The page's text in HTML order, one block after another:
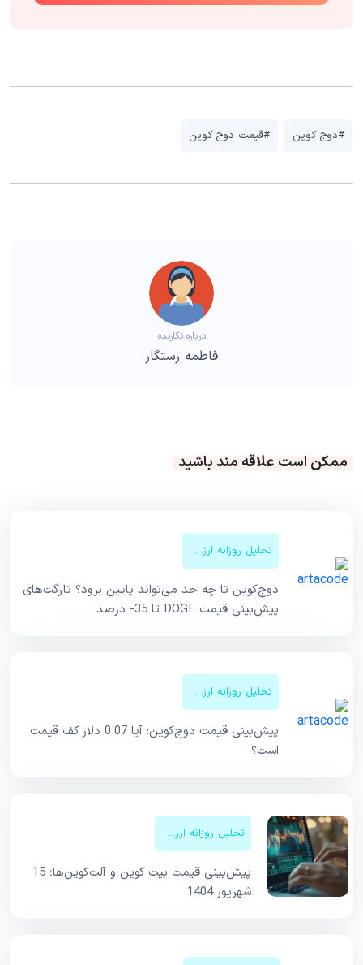
#دوج کوین #قیمت دوج کوین
درباره نگارنده
فاطمه رستگار
ممکن است علاقه مند باشید
تحلیل روزانه ارزهای دیجیتال
دوج‌کوین تا چه حد می‌تواند پایین برود؟ تارگت‌های
پیش‌بینی قیمت DOGE تا 35- درصد
تحلیل روزانه ارزهای دیجیتال
پیش‌بینی قیمت دوج‌کوین: آیا 0.07 دلار کف قیمت
است؟
تحلیل روزانه ارزهای دیجیتال
پیش‌بینی قیمت بیت کوین و آلت‌کوین‌ها؛ 15
شهریور 1404